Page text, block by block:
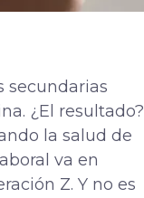
secundarias
¿El resultado?
la salud de
va en
Z. Y no es